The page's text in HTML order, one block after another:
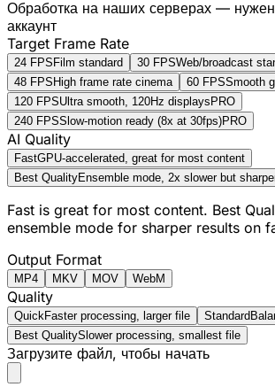
Обработка на наших серверах —
аккаунт
Target Frame Rate
24 FPS Film standard 30 FPSWeb/broadcast
48 FPS High frame rate cinema 60 FPSSmooth
120 FPSUltra smooth, 120Hz displays PRO
240 FPSSlow-motion ready (8x at 30fps)PRO
AI Quality
FastGPU-accelerated, great for most content
Best QualityEnsemble mode, 2x slower but
Fast is great for most content. Best
ensemble mode for sharper results on
Output Format
MP4 MKV MOV WebM
Quality
Quick Faster processing, larger file Standard
Best QualitySlower processing, smallest file
Загрузите файл, чтобы начать